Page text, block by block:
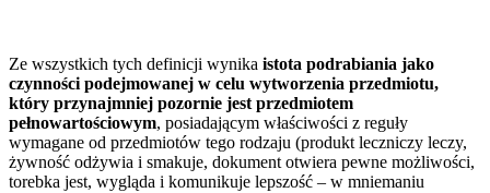
Ze wszystkich tych definicji wynika istota podrabiania jako
czynności podejmowanej w celu wytworzenia przedmiotu,
który przynajmniej pozornie jest przedmiotem
pełnowartościowym, posiadającym właściwości z reguły
wymagane od przedmiotów tego rodzaju (produkt leczniczy leczy,
żywność odżywia i smakuje, dokument otwiera pewne możliwości,
torebka jest, wygląda i komunikuje lepszość – w mniemaniu